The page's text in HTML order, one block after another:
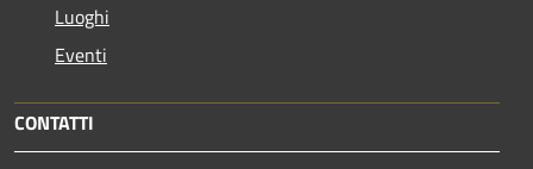
Luoghi
Eventi
CONTATTI